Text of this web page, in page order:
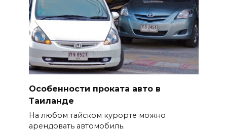
Особенности проката авто в
Таиланде
На любом тайском курорте можно
арендовать автомобиль.